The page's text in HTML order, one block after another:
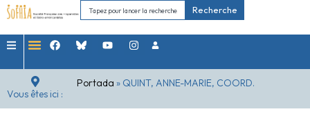
Recherche
Vous êtes ici :
Portada » QUINT, ANNE-MARIE, COORD.